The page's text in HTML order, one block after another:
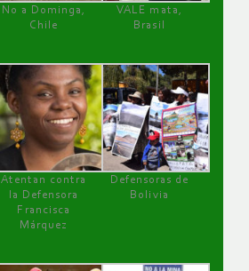
No a Dominga,
Chile
VALE mata,
Brasil
Atentan contra
la Defensora
Francisca
Márquez
Defensoras de
Bolivia